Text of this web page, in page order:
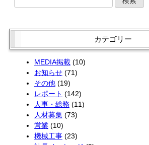
1月 (2)
3月 (2)
1月 (2)
1月 (2)
4月 (1)
2月 (4)
カテゴリー
MEDIA掲載(10)
お知らせ(71)
その他(19)
レポート (142)
人事・総務 (11)
人材募集(73)
営業(10)
機械工事(23)